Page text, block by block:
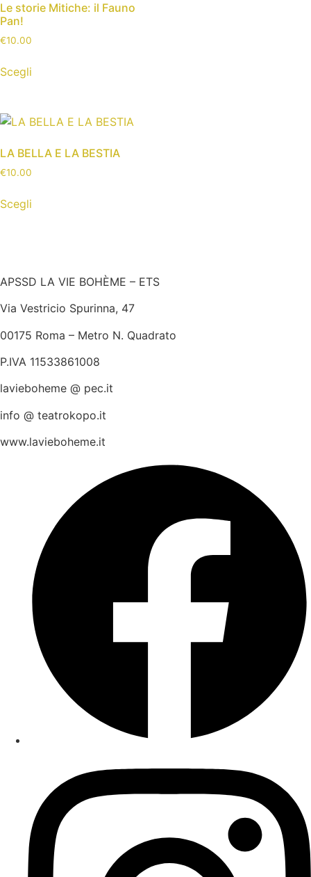
Le storie Mitiche: il Fauno
Pan!
€10.00
Scegli
LA BELLA E LA BESTIA
€10.00
Scegli
APSSD LA VIE BOHÈME – ETS
Via Vestricio Spurinna, 47
00175 Roma – Metro N. Quadrato
P.IVA 11533861008
lavieboheme @ pec.it
info @ teatrokopo.it
www.lavieboheme.it